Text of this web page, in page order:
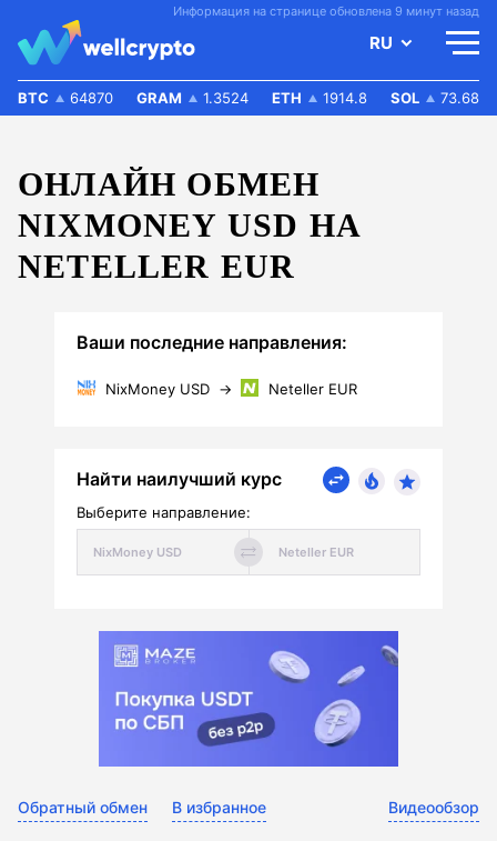
Информация на странице обновлена 9 минут назад
RU
BTC 64870 GRAM 1.3524 ETH 1914.8 SOL 73.68
ОНЛАЙН ОБМЕН
NIXMONEY USD НА
NETELLER EUR
Ваши последние направления:
NixMoney USD → Neteller EUR
Найти наилучший курс
Выберите направление:
Обратный обмен В избранное Видеообзор